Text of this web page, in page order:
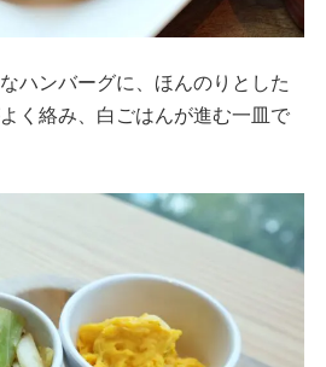
ハンバーグに、ほんのりとした
く絡み、白ごはんが進む一皿で